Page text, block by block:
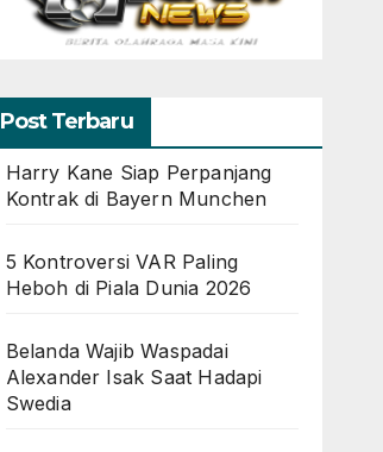
Post Terbaru
Harry Kane Siap Perpanjang
Kontrak di Bayern Munchen
5 Kontroversi VAR Paling
Heboh di Piala Dunia 2026
Belanda Wajib Waspadai
Alexander Isak Saat Hadapi
Swedia